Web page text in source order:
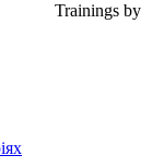
Trainings by